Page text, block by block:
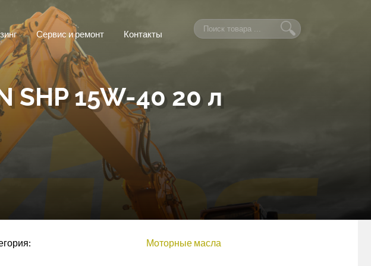
Сервис и ремонт Контакты
SHP 15W-40 20 л
Моторные масла